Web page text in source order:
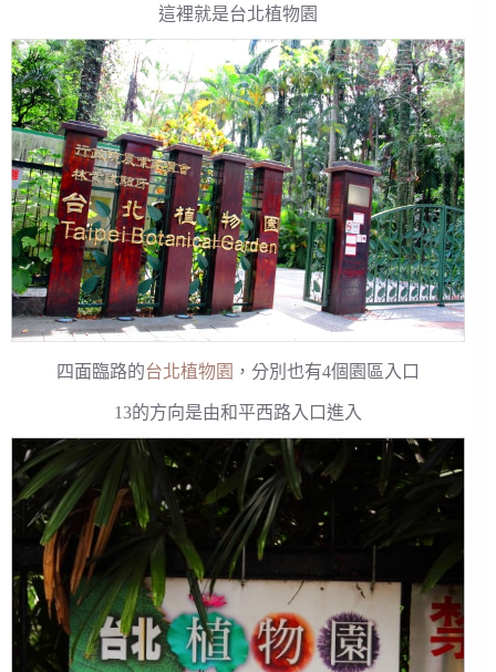
這裡就是台北植物園
四面臨路的台北植物園 ，分別也有4個園區入口
13的方向是由和平西路入口進入